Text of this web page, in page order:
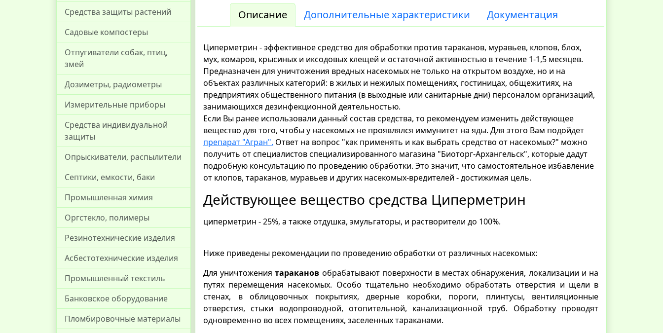
Средства защиты растений
Садовые компостеры
Отпугиватели собак, птиц,
змей
Дозиметры, радиометры
Измерительные приборы
Средства индивидуальной
защиты
Опрыскиватели, распылители
Септики, емкости, баки
Промышленная химия
Оргстекло, полимеры
Резинотехнические изделия
Асбестотехнические изделия
Промышленный текстиль
Банковское оборудование
Пломбировочные материалы
Описание Дополнительные характеристики Документация
Циперметрин - эффективное средство для обработки против тараканов, муравьев, клопов, блох,
мух, комаров, крысиных и иксодовых клещей и остаточной активностью в течение 1-1,5 месяцев.
Предназначен для уничтожения вредных насекомых не только на открытом воздухе, но и на
объектах различных категорий: в жилых и нежилых помещениях, гостиницах, общежитиях, на
предприятиях общественного питания (в выходные или санитарные дни) персоналом организаций,
занимающихся дезинфекционной деятельностью.
Если Вы ранее использовали данный состав средства, то рекомендуем изменить действующее
вещество для того, чтобы у насекомых не проявлялся иммунитет на яды. Для этого Вам подойдет
препарат "Агран". Ответ на вопрос "как применять и как выбрать средство от насекомых?" можно
получить от специалистов специализированного магазина "Биоторг-Архангельск", которые дадут
подробную консультацию по проведению обработки. Это значит, что самостоятельное избавление
от клопов, тараканов, муравьев и других насекомых-вредителей - достижимая цель.
Действующее вещество средства Циперметрин
циперметрин - 25%, а также отдушка, эмульгаторы, и растворители до 100%.
Ниже приведены рекомендации по проведению обработки от различных насекомых:
Для уничтожениятараканов обрабатывают поверхности в местах обнаружения, локализации и на
путях перемещения насекомых. Особо тщательно необходимо обработать отверстия и щели в
стенах, в облицовочных покрытиях, дверные коробки, пороги, плинтусы, вентиляционные
отверстия, стыки водопроводной, отопительной, канализационной труб. Обработку проводят
одновременно во всех помещениях, заселенных тараканами.